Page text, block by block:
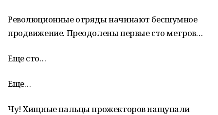
Революционные отряды начинают бесшумное
продвижение. Преодолены первые сто метров…
Еще сто…
Еще…
Чу! Хищные пальцы прожекторов нащупали